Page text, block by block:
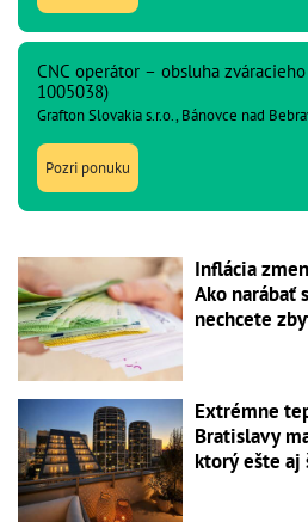
CNC operátor – obsluha
1005038)
Grafton Slovakia s.r.o., Bánovce nad
Pozri ponuku
Inflácia
Ako narábať
nechcete
Extrémne
Bratislavy
ktorý ešte aj